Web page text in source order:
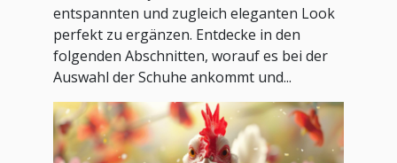
entspannten und zugleich eleganten Look
perfekt zu ergänzen. Entdecke in den
folgenden Abschnitten, worauf es bei der
Auswahl der Schuhe ankommt und...